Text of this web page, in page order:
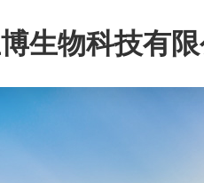
生物科技有